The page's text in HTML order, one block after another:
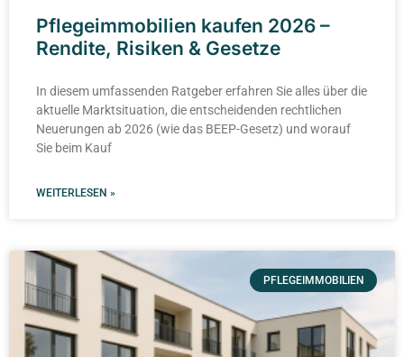
Pflegeimmobilien kaufen 2026 –
Rendite, Risiken & Gesetze
In diesem umfassenden Ratgeber erfahren Sie alles über die
aktuelle Marktsituation, die entscheidenden rechtlichen
Neuerungen ab 2026 (wie das BEEP-Gesetz) und worauf
Sie beim Kauf
WEITERLESEN »
PFLEGEIMMOBILIEN